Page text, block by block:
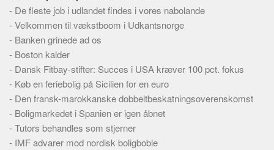
Personer
Steder
Kilder
Om
Webstedet
Forhistorien
Redigering
- De fleste job i udlandet findes i vores nabolande
-Velkommen til vækstboom i Udkantsnorge
- Banken grinede ad os
- Boston kalder
- Dansk Fitbay-stifter: Succes i USA kræver 100 pct. fokus
- Køb en feriebolig på Sicilien for en euro
- Den fransk-marokkanske dobbeltbeskatningsoverenskomst
- Boligmarkedet i Spanien er igen åbnet
-Tutors behandles som stjerner
- IMF advarer mod nordisk boligboble